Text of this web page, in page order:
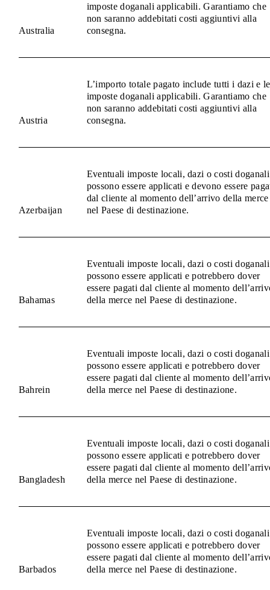
Australia
imposte doganali applicabili. Garantiamo che
non saranno addebitati costi aggiuntivi alla
consegna.
Austria
L’importo totale pagato include tutti i dazi e le
imposte doganali applicabili. Garantiamo che
non saranno addebitati costi aggiuntivi alla
consegna.
Azerbaijan
Eventuali imposte locali, dazi o costi doganali
possono essere applicati e devono essere
dal cliente al momento dell’arrivo della merce
nel Paese di destinazione.
Bahamas
Eventuali imposte locali, dazi o costi doganali
possono essere applicati e potrebbero dover
essere pagati dal cliente al momento
della merce nel Paese di destinazione.
Bahrein
Eventuali imposte locali, dazi o costi doganali
possono essere applicati e potrebbero dover
essere pagati dal cliente al momento
della merce nel Paese di destinazione.
Bangladesh
Eventuali imposte locali, dazi o costi doganali
possono essere applicati e potrebbero dover
essere pagati dal cliente al momento
della merce nel Paese di destinazione.
Barbados
Eventuali imposte locali, dazi o costi doganali
possono essere applicati e potrebbero dover
essere pagati dal cliente al momento
della merce nel Paese di destinazione.